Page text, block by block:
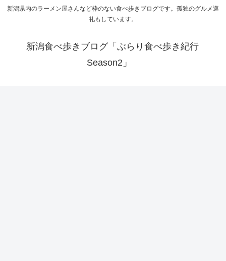
新潟県内のラーメン屋さんなど枠のない食べ歩きブログです。孤独のグルメ巡
礼もしています。
新潟食べ歩きブログ「ぶらり食べ歩き紀行
Season2」